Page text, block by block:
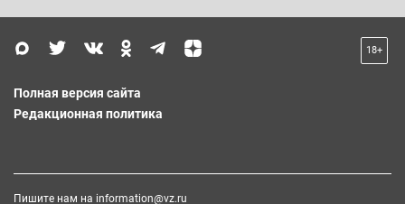
18+
Полная версия сайта
Редакционная политика
Пишите нам на information@vz.ru